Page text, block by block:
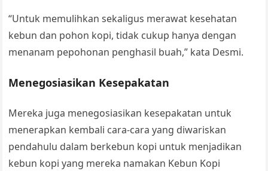
“Untuk memulihkan sekaligus merawat kesehatan
kebun dan pohon kopi, tidak cukup hanya dengan
menanam pepohonan penghasil buah,” kata Desmi.
Menegosiasikan Kesepakatan
Mereka juga menegosiasikan kesepakatan untuk
menerapkan kembali cara-cara yang diwariskan
pendahulu dalam berkebun kopi untuk menjadikan
kebun kopi yang mereka namakan Kebun Kopi